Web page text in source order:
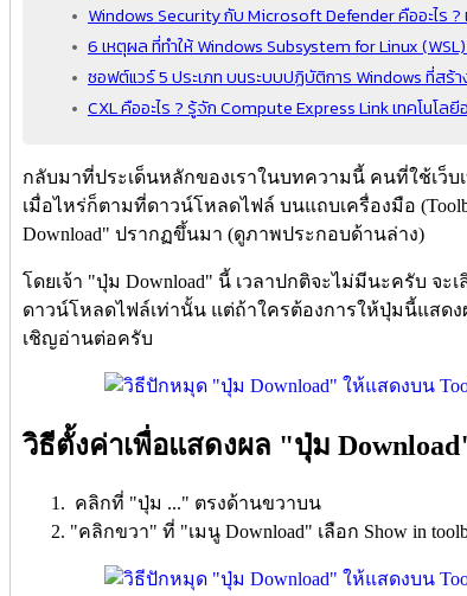
Windows Security กับ Microsoft Defender คืออะไร ?
6 เหตุผล ที่ทำให้ Windows Subsystem for Linux
ซอฟต์แวร์ 5 ประเภท บนระบบปฏิบัติการ Windows ที่สร้า
CXL คืออะไร ? รู้จัก Compute Express Link เทคโนโล
กลับมาที่ประเด็นหลักของเราในบทความนี้ คนที่ใช้เว็บเ
เมื่อไหร่ก็ตามที่ดาวน์โหลดไฟล์ บนแถบเครื่องมือ
Download" ปรากฏขึ้นมา (ดูภาพประกอบด้านล่าง)
โดยเจ้า "ปุ่ม Download" นี้ เวลาปกติจะไม่มีนะครับ จะ
ดาวน์โหลดไฟล์เท่านั้น แต่ถ้าใครต้องการให้ปุ่มนี้แสดง
เชิญอ่านต่อครับ
วิธีตั้งค่าเพื่อแสดงผล "ปุ่ม
คลิกที่ "ปุ่ม ..." ตรงด้านขวาบน
"คลิกขวา" ที่ "เมนู Download" เลือก Show in